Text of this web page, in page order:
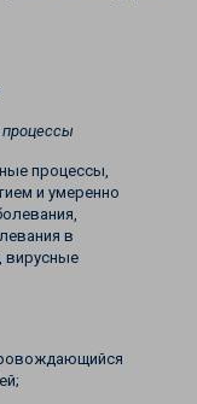
процессы
процессы,
и умеренно
в
вирусные